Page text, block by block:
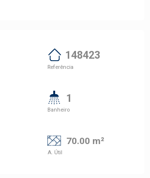
148423
Referência
1
Banheiro
70.00 m²
A. Útil